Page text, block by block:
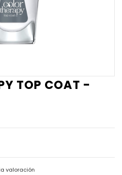
TOP COAT -
valoración